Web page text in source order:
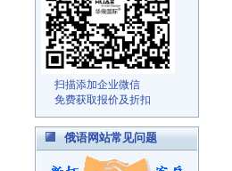
扫描添加企业微信
免费获取报价及折扣
俄语网站常见问题